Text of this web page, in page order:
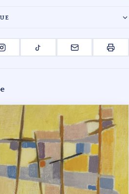
veuillez contacter le cabinet.